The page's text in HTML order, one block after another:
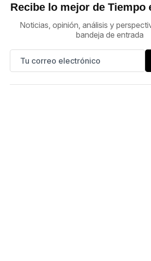
Recibe lo mejor de Tiempo
Noticias, opinión, análisis y
bandeja de entrada